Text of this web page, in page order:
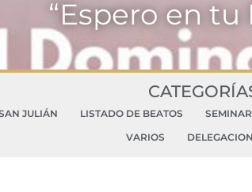
“Espero en tu
JULIÁN LISTADO DE BEATOS
VARIOS